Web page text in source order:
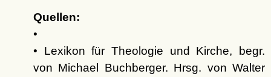
Quellen:
•
• Lexikon für Theologie und Kirche, begr.
von Michael Buchberger. Hrsg. von Walter